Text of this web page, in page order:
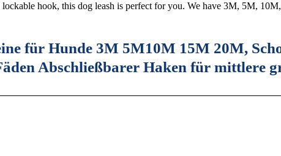
hook, this dog leash is perfect for you. We have 3M, 5M,
für Hunde 3M 5M10M 15M 20M,
Abschließbarer Haken für mittlere